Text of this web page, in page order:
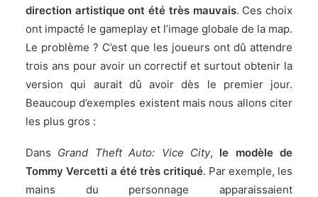
direction artistique ont été très mauvais. Ces choix
ont impacté le gameplay et l’image globale de la map.
Le problème ? C’est que les joueurs ont dû attendre
trois ans pour avoir un correctif et surtout obtenir la
version qui aurait dû avoir dès le premier jour.
Beaucoup d’exemples existent mais nous allons citer
les plus gros :
Dans Grand Theft Auto: Vice City, le modèle de
Tommy Vercetti a été très critiqué. Par exemple, les
mains du personnage apparaissaient